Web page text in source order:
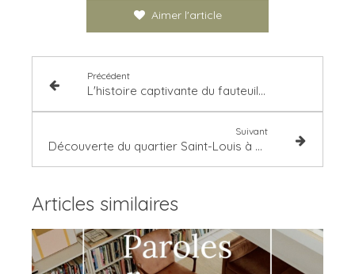
Aimer l'article
Précédent
L'histoire captivante du fauteuil Pomare
Suivant
Découverte du quartier Saint-Louis à Versailles : Un voyage au cœur de l'histoire
Articles similaires